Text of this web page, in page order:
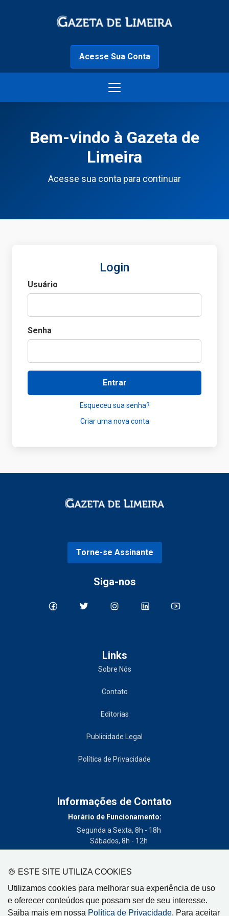
ESTE SITE UTILIZA COOKIES
Utilizamos cookies para melhorar sua experiência de uso
e oferecer conteúdos que possam ser de seu interesse.
Saiba mais em nossa Política de Privacidade. Para aceitar
Acesse Sua Conta
Bem-vindo à Gazeta de
Limeira
Acesse sua conta para continuar
Login
Usuário
Senha
Entrar
Esqueceu sua senha?
Criar uma nova conta
Torne-se Assinante
Siga-nos
Links
Sobre Nós
Contato
Editorias
Publicidade Legal
Política de Privacidade
Informações de Contato
Horário de Funcionamento:
Segunda a Sexta, 8h - 18h
Sábados, 8h - 12h
(19) 3404-3700
Circulação:
Limeira - SP, Artur Nogueira - SP, Cordeirópolis - SP,
Engenheiro Coelho - SP, Iracemápolis - SP